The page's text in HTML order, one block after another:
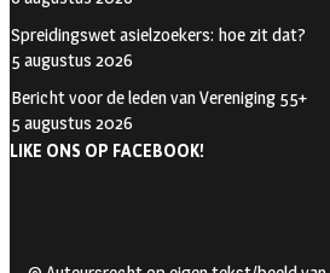
Spreidingswet asielzoekers: hoe zit dat?
5 augustus 2026
Bericht voor de leden van Vereniging 55+
5 augustus 2026
LIKE ONS OP FACEBOOK!